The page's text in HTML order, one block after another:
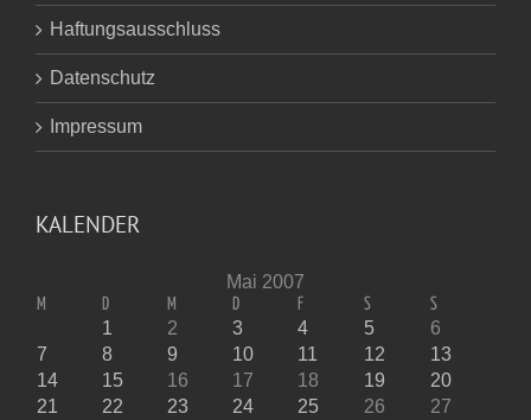
Haftungsausschluss
Datenschutz
Impressum
KALENDER
Mai 2007
M D M D F S S
1 2 3 4 5
6
7
8 9 10 11 12
13
14
15 16 17 18 19
20
21
22 23 24 25 26
27